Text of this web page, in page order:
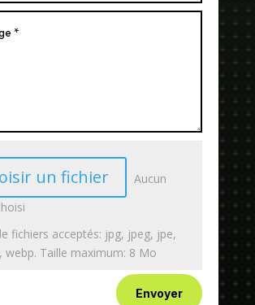
un fichier
Aucun
fichiers acceptés: jpg, jpeg, jpe,
webp. Taille maximum: 8 Mo
Envoyer